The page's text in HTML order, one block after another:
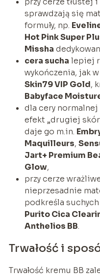
sprawdzają się
formuły, np.
Hot Pink Super
Missha
cera sucha lepiej
wykończenia, jak w
Skin79 VIP Gold,
Babyface
dla cery normalnej
efekt „drugiej
daje go m.in.
Maquilleurs,
Jart+ Premium
Glow,
przy cerze
nieprzesadnie
podkreśla suchych
Purito Cica
Anthelios BB.
Trwałość i
Trwałość kremu BB